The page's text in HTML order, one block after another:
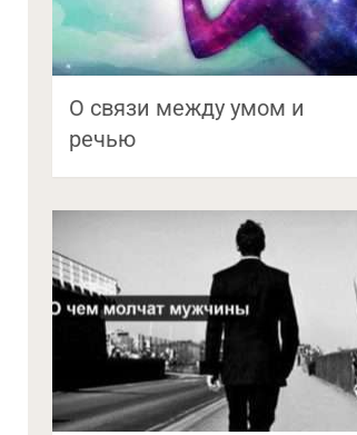
О связи между умом и
речью